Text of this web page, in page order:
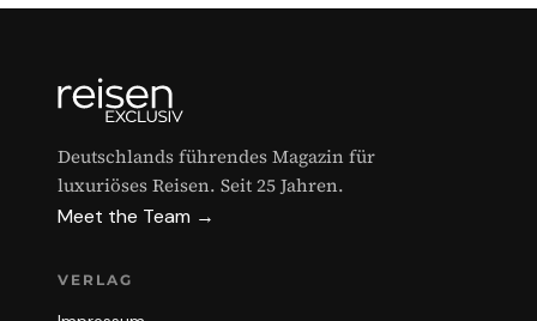
Deutschlands führendes Magazin für
luxuriöses Reisen. Seit 25 Jahren.
Meet the Team →
VERLAG